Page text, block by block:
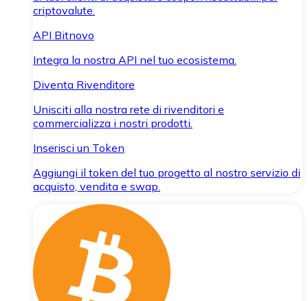
criptovalute.
API Bitnovo
Integra la nostra API nel tuo ecosistema.
Diventa Rivenditore
Unisciti alla nostra rete di rivenditori e
commercializza i nostri prodotti.
Inserisci un Token
Aggiungi il token del tuo progetto al nostro servizio di
acquisto, vendita e swap.